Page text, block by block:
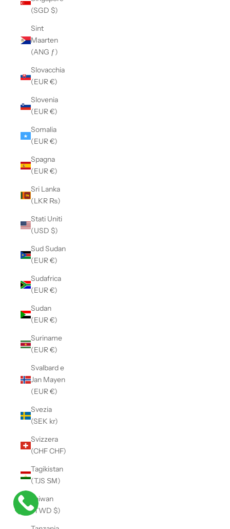
(SGD $)
Sint
Maarten
(ANG ƒ)
Slovacchia
(EUR €)
Slovenia
(EUR €)
Somalia
(EUR €)
Spagna
(EUR €)
Sri Lanka
(LKR ₨)
Stati Uniti
(USD $)
Sud Sudan
(EUR €)
Sudafrica
(EUR €)
Sudan
(EUR €)
Suriname
(EUR €)
Svalbard e
Jan Mayen
(EUR €)
Svezia
(SEK kr)
Svizzera
(CHF CHF)
Tagikistan
(TJS ЅМ)
Taiwan
(TWD $)